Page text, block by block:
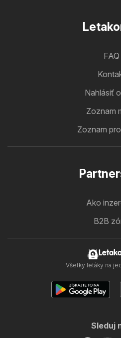
FAQ
Nahlásiť
Zoznam
Zoznam
Ako
B2B
Všetky letáky na
Sleduj